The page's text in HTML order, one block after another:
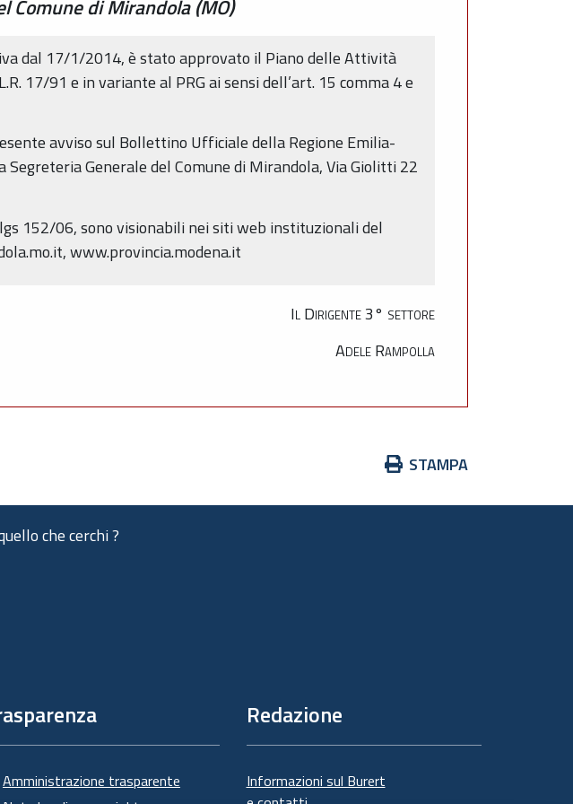
di Mirandola (MO)
dal 17/1/2014, è stato approvato il Piano delle Attività
17/91 e in variante al PRG ai sensi dell’art. 15 comma 4 e
avviso sul Bollettino Ufficiale della Regione Emilia-
Generale del Comune di Mirandola, Via Giolitti 22
152/06, sono visionabili nei siti web instituzionali del
www.provincia.modena.it
Il Dirigente 3° settore
Adele Rampolla
Azioni
documento
STAMPA
che cerchi ?
Amministrazione trasparente
Redazione
Informazioni sul Burert